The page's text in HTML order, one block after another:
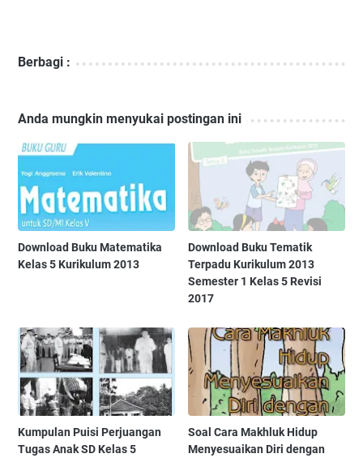
Berbagi :
Anda mungkin menyukai postingan ini
Download Buku Matematika
Kelas 5 Kurikulum 2013
Download Buku Tematik
Terpadu Kurikulum 2013
Semester 1 Kelas 5 Revisi
2017
Kumpulan Puisi Perjuangan
Tugas Anak SD Kelas 5
Soal Cara Makhluk Hidup
Menyesuaikan Diri dengan